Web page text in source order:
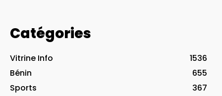
Catégories
Vitrine Info
1536
Bénin
655
Sports
367